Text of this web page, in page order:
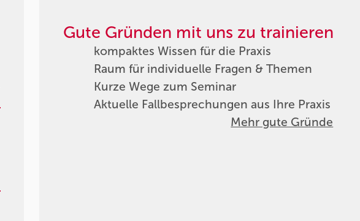
Gute Gründen mit uns zu trainieren
kompaktes Wissen für die Praxis
Raum für individuelle Fragen & Themen
Kurze Wege zum Seminar
Aktuelle Fallbesprechungen aus Ihre Praxis
Mehr gute Gründe